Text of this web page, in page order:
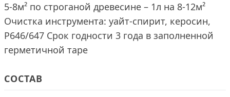
5-8м² по строганой древесине – 1л на 8-12м²
Очистка инструмента: уайт-спирит, керосин,
Р646/647 Срок годности 3 года в заполненной
герметичной таре
СОСТАВ